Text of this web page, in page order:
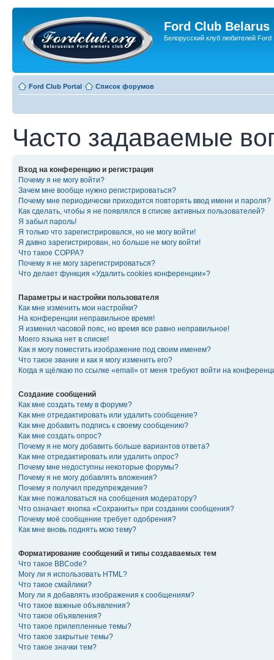
Ford Club Belarus
Белорусский клуб любителей Ford
Ford Club Portal Список форумов
Часто задаваемые
Вход на конференцию и регистрация
Почему я не могу войти?
Зачем мне вообще нужно регистрироваться?
Почему мне периодически приходится повторять ввод имени и пароля?
Как сделать, чтобы я не появлялся в списке активных пользователей?
Я забыл пароль!
Я только что зарегистрировался, но не могу войти!
Я давно зарегистрирован, но больше не могу войти!
Что такое COPPA?
Почему я не могу зарегистрироваться?
Что делает функция «Удалить cookies конференции»?
Параметры и настройки пользователя
Как мне изменить мои настройки?
На конференции неправильное время!
Я изменил часовой пояс, но время все равно неправильное!
Моего языка нет в списке!
Как я могу поместить изображение под своим именем?
Что такое звание и как я могу изменить его?
Когда я щёлкаю по ссылке «email» от меня требуют войти на
Создание сообщений
Как мне создать тему в форуме?
Как мне отредактировать или удалить сообщение?
Как мне добавить подпись к своему сообщению?
Как мне создать опрос?
Почему я не могу добавить больше вариантов ответа?
Как мне отредактировать или удалить опрос?
Почему мне недоступны некоторые форумы?
Почему я не могу добавлять вложения?
Почему я получил предупреждение?
Как мне пожаловаться на сообщения модератору?
Что означает кнопка «Сохранить» при создании сообщения?
Почему моё сообщение требует одобрения?
Как мне вновь поднять мою тему?
Форматирование сообщений и типы создаваемых тем
Что такое BBCode?
Могу ли я использовать HTML?
Что такое смайлики?
Могу ли я добавлять изображения к сообщениям?
Что такое важные объявления?
Что такое объявления?
Что такое прилепленные темы?
Что такое закрытые темы?
Что такое значки тем?